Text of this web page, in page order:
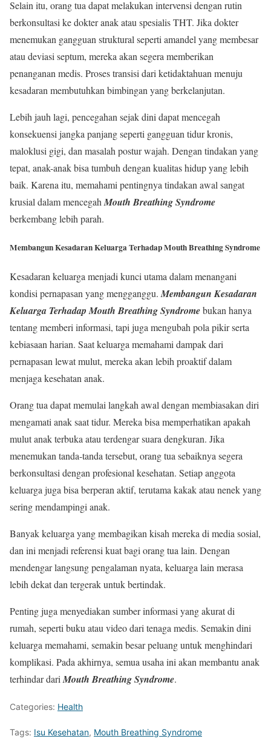
Selain itu, orang tua dapat melakukan intervensi dengan rutin
berkonsultasi ke dokter anak atau spesialis THT. Jika dokter
menemukan gangguan struktural seperti amandel yang membesar
atau deviasi septum, mereka akan segera memberikan
penanganan medis. Proses transisi dari ketidaktahuan menuju
kesadaran membutuhkan bimbingan yang berkelanjutan.
Lebih jauh lagi, pencegahan sejak dini dapat mencegah
konsekuensi jangka panjang seperti gangguan tidur kronis,
maloklusi gigi, dan masalah postur wajah. Dengan tindakan yang
tepat, anak-anak bisa tumbuh dengan kualitas hidup yang lebih
baik. Karena itu, memahami pentingnya tindakan awal sangat
krusial dalam mencegah Mouth Breathing Syndrome
berkembang lebih parah.
Membangun Kesadaran Keluarga Terhadap Mouth Breathing Syndrome
Kesadaran keluarga menjadi kunci utama dalam menangani
kondisi pernapasan yang mengganggu. Membangun Kesadaran
Keluarga Terhadap Mouth Breathing Syndromebukan hanya
tentang memberi informasi, tapi juga mengubah pola pikir serta
kebiasaan harian. Saat keluarga memahami dampak dari
pernapasan lewat mulut, mereka akan lebih proaktif dalam
menjaga kesehatan anak.
Orang tua dapat memulai langkah awal dengan membiasakan diri
mengamati anak saat tidur. Mereka bisa memperhatikan apakah
mulut anak terbuka atau terdengar suara dengkuran. Jika
menemukan tanda-tanda tersebut, orang tua sebaiknya segera
berkonsultasi dengan profesional kesehatan. Setiap anggota
keluarga juga bisa berperan aktif, terutama kakak atau nenek yang
sering mendampingi anak.
Banyak keluarga yang membagikan kisah mereka di media sosial,
dan ini menjadi referensi kuat bagi orang tua lain. Dengan
mendengar langsung pengalaman nyata, keluarga lain merasa
lebih dekat dan tergerak untuk bertindak.
Penting juga menyediakan sumber informasi yang akurat di
rumah, seperti buku atau video dari tenaga medis. Semakin dini
keluarga memahami, semakin besar peluang untuk menghindari
komplikasi. Pada akhirnya, semua usaha ini akan membantu anak
terhindar dari Mouth Breathing Syndrome.
Categories: Health
Tags: Isu Kesehatan, Mouth Breathing Syndrome